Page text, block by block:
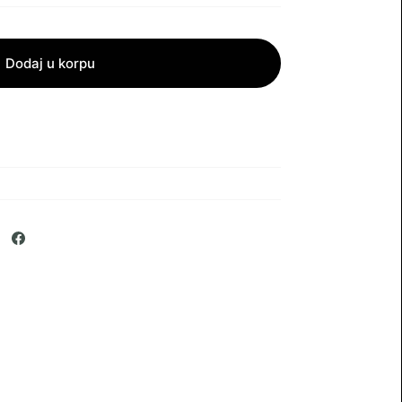
Dodaj u korpu